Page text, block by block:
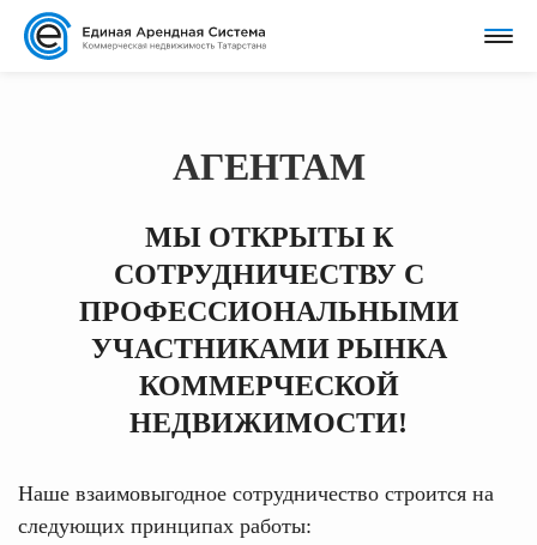
АГЕНТАМ
МЫ ОТКРЫТЫ К
СОТРУДНИЧЕСТВУ C
ПРОФЕССИОНАЛЬНЫМИ
УЧАСТНИКАМИ РЫНКА
КОММЕРЧЕСКОЙ
НЕДВИЖИМОСТИ!
Наше взаимовыгодное сотрудничество строится на
следующих принципах работы: